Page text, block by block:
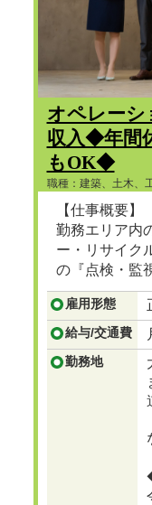
オペレー
収入◆年間
もOK◆
職種：建築、土木
【仕事概要】
勤務エリア内
ー・リサイク
の『点検・監
頂きます。
...つづき
雇用形態
給与/交通費
勤務地